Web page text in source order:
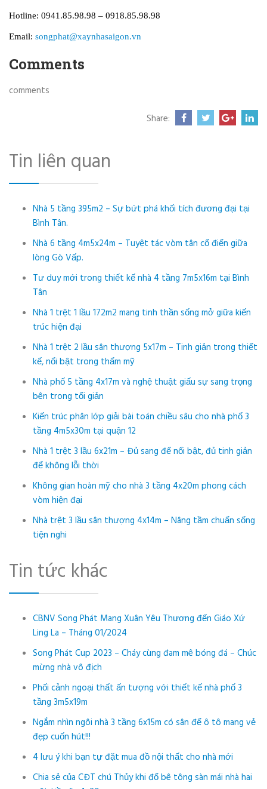
Hotline: 0941.85.98.98 – 0918.85.98.98
Email: songphat@xaynhasaigon.vn
Comments
comments
Share:
Tin liên quan
Nhà 5 tầng 395m2 – Sự bứt phá khối tích đương đại tại
Bình Tân.
Nhà 6 tầng 4m5x24m – Tuyệt tác vòm tân cổ điển giữa
lòng Gò Vấp.
Tư duy mới trong thiết kế nhà 4 tầng 7m5x16m tại Bình
Tân
Nhà 1 trệt 1 lầu 172m2 mang tinh thần sống mở giữa kiến
trúc hiện đại
Nhà 1 trệt 2 lầu sân thượng 5x17m – Tinh giản trong thiết
kế, nổi bật trong thẩm mỹ
Nhà phố 5 tầng 4x17m và nghệ thuật giấu sự sang trọng
bên trong tối giản
Kiến trúc phân lớp giải bài toán chiều sâu cho nhà phố 3
tầng 4m5x30m tại quận 12
Nhà 1 trệt 3 lầu 6x21m – Đủ sang để nổi bật, đủ tinh giản
để không lỗi thời
Không gian hoàn mỹ cho nhà 3 tầng 4x20m phong cách
vòm hiện đại
Nhà trệt 3 lầu sân thượng 4x14m – Nâng tầm chuẩn sống
tiện nghi
Tin tức khác
CBNV Song Phát Mang Xuân Yêu Thương đến Giáo Xứ
Ling La – Tháng 01/2024
Song Phát Cup 2023 – Cháy cùng đam mê bóng đá – Chúc
mừng nhà vô địch
Phối cảnh ngoại thất ấn tượng với thiết kế nhà phố 3
tầng 3m5x19m
Ngắm nhìn ngôi nhà 3 tầng 6x15m có sân để ô tô mang vẻ
đẹp cuốn hút!!!
4 lưu ý khi bạn tự đặt mua đồ nội thất cho nhà mới
Chia sẻ của CĐT chú Thủy khi đổ bê tông sàn mái nhà hai